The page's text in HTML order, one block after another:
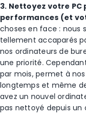
3. Nettoyez votre
performances (et
choses en face : nous
tellement accaparés
nos ordinateurs de
une priorité.
par mois, permet à
longtemps et même
avez un nouvel
pas nettoyé depuis un